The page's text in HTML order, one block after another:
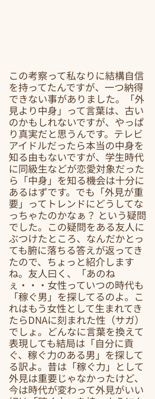
この考察って私なりに結構自信
を持ってたんですが、一つ納得
できない事がありました。「外
見より中身」って言葉は、古い
のかもしれないですが、やっぱ
り真実だと思うんです。テレビ
アイドルだったら本当の中身を
知る由もないですが、学生時代
に同級生などが恋愛対象だった
ら「中身」を知る機会は十分に
あるはずです。でも「外見が重
要」ってトレンドにどうしてな
っちゃたのかなぁ？ という疑問
でした。この疑問をある友人に
ぶつけたところ、なんだかとっ
ても腑に落ちる答えが返ってき
たので、ちょっと紹介します
ね。友人曰く、「あのね
ぇ・・・女性っていつの時代も
「稼ぐ男」を探してるのよ。こ
れはもう女性として生まれてき
たらDNAに刻まれた性（サガ）
でしょ。どんなに言葉を換えて
表現しても結局は「自分に貢
ぐ、稼ぐ力のある男」を探して
る訳よ。昔は「稼ぐ力」として
外見は重要じゃなかったけど、
今は時代が変わって外見がいい